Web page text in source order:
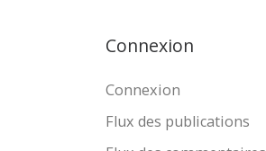
Connexion
Connexion
Flux des publications